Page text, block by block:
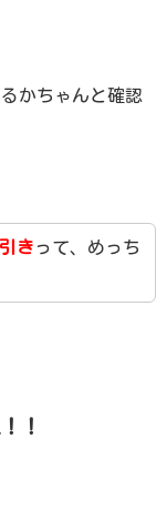
かちゃんと確認
きって、めっち
！